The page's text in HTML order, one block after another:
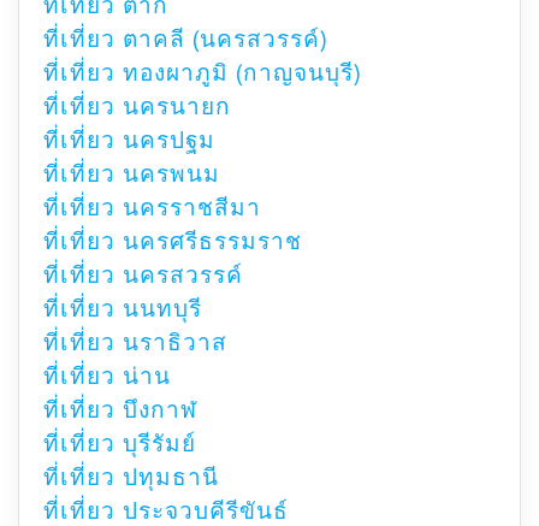
ที่เที่ยว ตาคลี (นครสวรรค์)
ที่เที่ยว ทองผาภูมิ (กาญจนบุรี)
ที่เที่ยว นครนายก
ที่เที่ยว นครปฐม
ที่เที่ยว นครพนม
ที่เที่ยว นครราชสีมา
ที่เที่ยว นครศรีธรรมราช
ที่เที่ยว นครสวรรค์
ที่เที่ยว นนทบุรี
ที่เที่ยว นราธิวาส
ที่เที่ยว น่าน
ที่เที่ยว บึงกาฬ
ที่เที่ยว บุรีรัมย์
ที่เที่ยว ปทุมธานี
ที่เที่ยว ประจวบคีรีขันธ์